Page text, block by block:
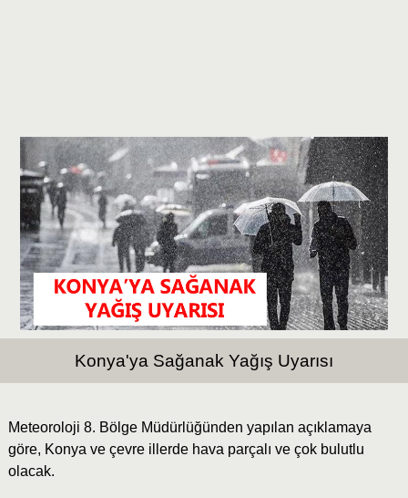
Konya'ya Sağanak Yağış Uyarısı
Meteoroloji 8. Bölge Müdürlüğünden yapılan açıklamaya
göre, Konya ve çevre illerde hava parçalı ve çok bulutlu
olacak.